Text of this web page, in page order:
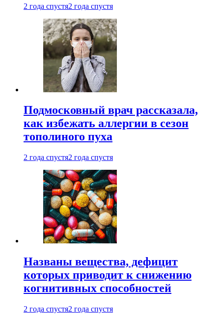
2 года спустя2 года спустя
Подмосковный врач рассказала,
как избежать аллергии в сезон
тополиного пуха
2 года спустя2 года спустя
Названы вещества, дефицит
которых приводит к снижению
когнитивных способностей
2 года спустя2 года спустя